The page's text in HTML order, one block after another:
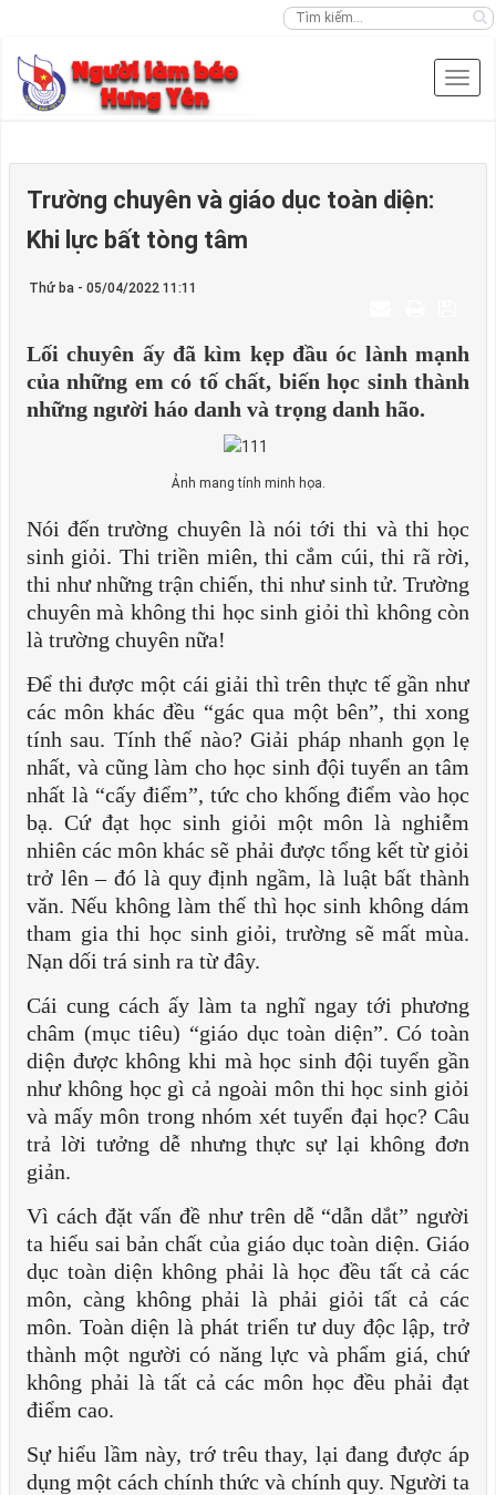
Trường chuyên và giáo dục toàn diện:
Khi lực bất tòng tâm
Thứ ba - 05/04/2022 11:11
Lối chuyên ấy đã kìm kẹp đầu óc lành mạnh
của những em có tố chất, biến học sinh thành
những người háo danh và trọng danh hão.
Ảnh mang tính minh họa.
Nói đến trường chuyên là nói tới thi và thi học
sinh giỏi. Thi triền miên, thi cắm cúi, thi rã rời,
thi như những trận chiến, thi như sinh tử. Trường
chuyên mà không thi học sinh giỏi thì không còn
là trường chuyên nữa!
Để thi được một cái giải thì trên thực tế gần như
các môn khác đều “gác qua một bên”, thi xong
tính sau. Tính thế nào? Giải pháp nhanh gọn lẹ
nhất, và cũng làm cho học sinh đội tuyển an tâm
nhất là “cấy điểm”, tức cho khống điểm vào học
bạ. Cứ đạt học sinh giỏi một môn là nghiễm
nhiên các môn khác sẽ phải được tổng kết từ giỏi
trở lên – đó là quy định ngầm, là luật bất thành
văn. Nếu không làm thế thì học sinh không dám
tham gia thi học sinh giỏi, trường sẽ mất mùa.
Nạn dối trá sinh ra từ đây.
Cái cung cách ấy làm ta nghĩ ngay tới phương
châm (mục tiêu) “giáo dục toàn diện”. Có toàn
diện được không khi mà học sinh đội tuyển gần
như không học gì cả ngoài môn thi học sinh giỏi
và mấy môn trong nhóm xét tuyển đại học? Câu
trả lời tưởng dễ nhưng thực sự lại không đơn
giản.
Vì cách đặt vấn đề như trên dễ “dẫn dắt” người
ta hiểu sai bản chất của giáo dục toàn diện. Giáo
dục toàn diện không phải là học đều tất cả các
môn, càng không phải là phải giỏi tất cả các
môn. Toàn diện là phát triển tư duy độc lập, trở
thành một người có năng lực và phẩm giá, chứ
không phải là tất cả các môn học đều phải đạt
điểm cao.
Sự hiểu lầm này, trớ trêu thay, lại đang được áp
dụng một cách chính thức và chính quy. Người ta